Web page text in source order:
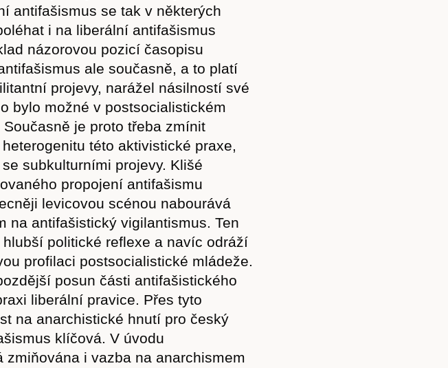
antifašismus se tak v některých
i na liberální antifašismus
názorovou pozicí časopisu
ale současně, a to platí
projevy, narážel násilností své
bylo možné v postsocialistickém
je proto třeba zmínit
této aktivistické praxe,
subkulturními projevy. Klišé
propojení antifašismu
levicovou scénou nabourává
na antifašistický vigilantismus. Ten
politické reflexe a navíc odráží
profilaci postsocialistické mládeže.
posun části antifašistického
liberální pravice. Přes tyto
na anarchistické hnutí pro český
klíčová. V úvodu
zmiňována i vazba na anarchismem